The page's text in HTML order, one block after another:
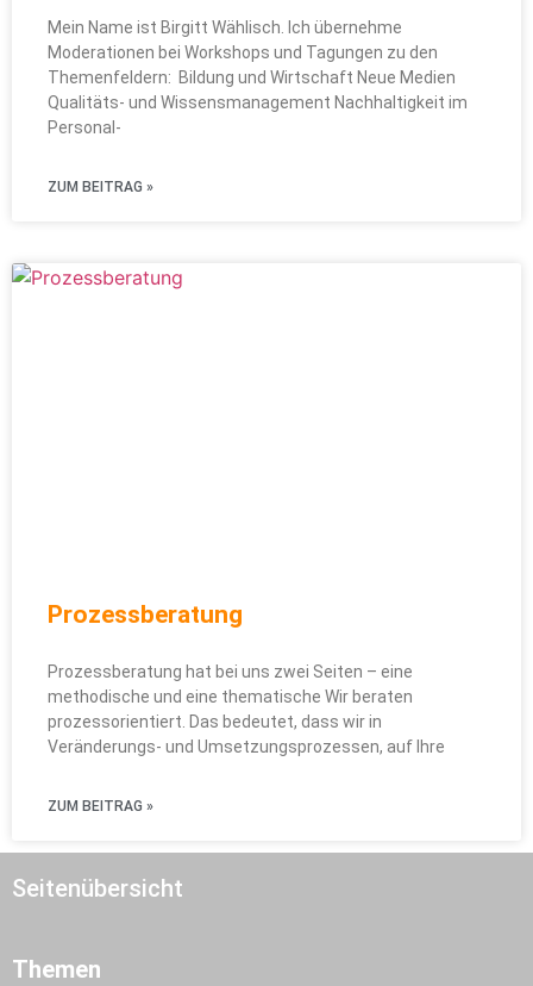
Mein Name ist Birgitt Wählisch. Ich übernehme
Moderationen bei Workshops und Tagungen zu den
Themenfeldern: Bildung und Wirtschaft Neue Medien
Qualitäts- und Wissensmanagement Nachhaltigkeit im
Personal-
ZUM BEITRAG »
Prozessberatung
Prozessberatung hat bei uns zwei Seiten – eine
methodische und eine thematische Wir beraten
prozessorientiert. Das bedeutet, dass wir in
Veränderungs- und Umsetzungsprozessen, auf Ihre
ZUM BEITRAG »
Seitenübersicht
Themen